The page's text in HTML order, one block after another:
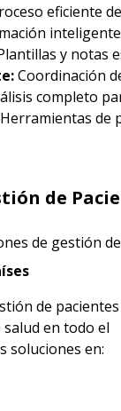
eficiente
y notas
Coordinación
completo
Herramientas de
de
de gestión
de pacientes
en todo el
soluciones en: